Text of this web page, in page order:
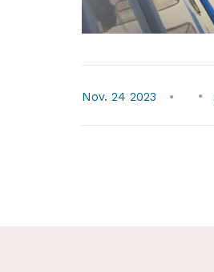
Nov. 24 2023